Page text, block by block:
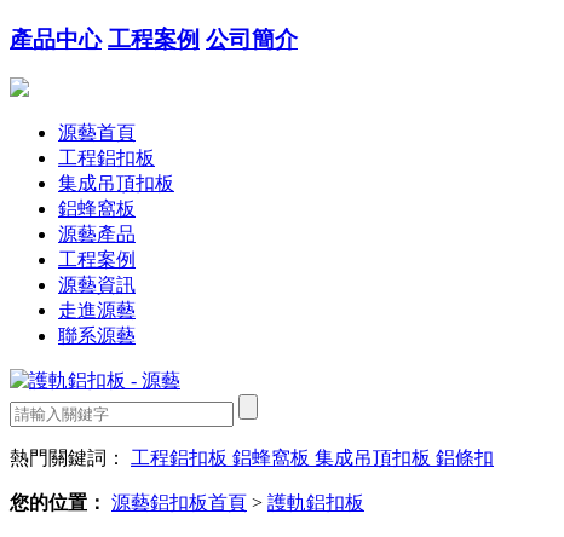
產品中心 工程案例 公司簡介
源藝首頁
工程鋁扣板
集成吊頂扣板
鋁蜂窩板
源藝產品
工程案例
源藝資訊
走進源藝
聯系源藝
熱門關鍵詞： 工程鋁扣板 鋁蜂窩板 集成吊頂扣板 鋁條扣
您的位置： 源藝鋁扣板首頁 > 護軌鋁扣板